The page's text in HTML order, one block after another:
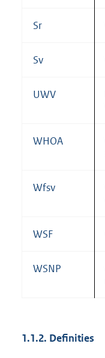
Sr
Sv
UWV
WHOA
Wfsv
WSF
WSNP
1.1.2. Definities